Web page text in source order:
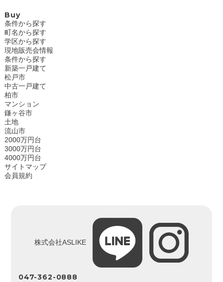
Buy
条件から探す
町名から探す
学区から探す
現地販売会情報
条件から探す
新築一戸建て
松戸市
中古一戸建て
柏市
マンション
鎌ヶ谷市
土地
流山市
2000万円台
3000万円台
4000万円台
サイトマップ
会員規約
株式会社ASLIKE
047-362-0888